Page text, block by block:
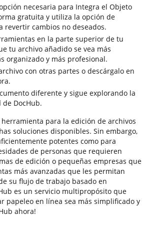
necesaria para Integra el Objeto
gratuita y utiliza la opción de
revertir cambios no deseados.
en la parte superior de tu
tu archivo añadido se vea más
organizado y más profesional.
con otras partes o descárgalo en
diferente y sigue explorando la
DocHub.
para la edición de archivos
soluciones disponibles. Sin embargo,
potentes como para
de personas que requieren
de edición o pequeñas empresas que
más avanzadas que les permitan
su flujo de trabajo basado en
es un servicio multipropósito que
papeleo en línea sea más simplificado y
ahora!